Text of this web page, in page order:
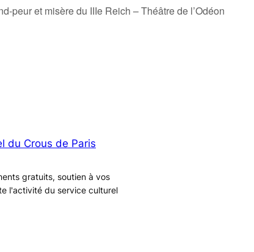
peur et misère du IIIe Reich – Théâtre de l’Odéon
du Crous de Paris
gratuits, soutien à vos
l'activité du service culturel